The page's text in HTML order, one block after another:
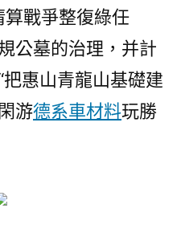
算戰爭整復綠任
公墓的治理，并計
惠山青龍山基礎建
游德系車材料玩勝